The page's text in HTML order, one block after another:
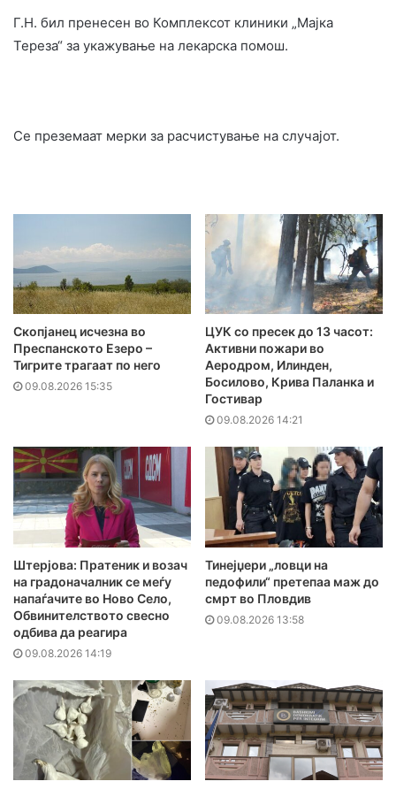
Г.Н. бил пренесен во Комплексот клиники „Мајка
Тереза“ за укажување на лекарска помош.
Се преземаат мерки за расчистување на случајот.
Скопјанец исчезна во
Преспанското Езеро –
Тигрите трагаат по него
09.08.2026 15:35
ЦУК со пресек до 13 часот:
Активни пожари во
Аеродром, Илинден,
Босилово, Крива Паланка и
Гостивар
09.08.2026 14:21
Штерјова: Пратеник и возач
на градоначалник се меѓу
напаѓачите во Ново Село,
Обвинителството свесно
одбива да реагира
09.08.2026 14:19
Тинејџери „ловци на
педофили“ претепаа маж до
смрт во Пловдив
09.08.2026 13:58